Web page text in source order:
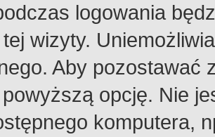
logowania
wizyty.
Aby pozostawać
opcję. Nie
komputera,